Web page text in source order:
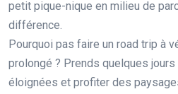
petit pique-nique en milieu de
différence.
Pourquoi pas faire un road trip à
prolongé ? Prends quelques
éloignées et profiter des